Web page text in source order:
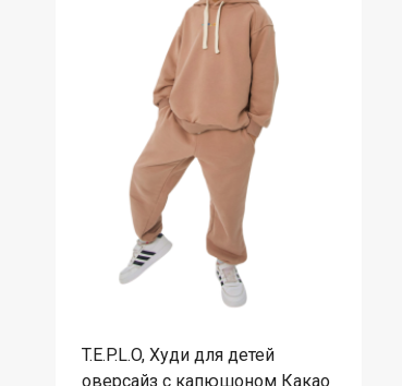
T.E.P.L.O, Худи для детей
оверсайз с капюшоном Какао